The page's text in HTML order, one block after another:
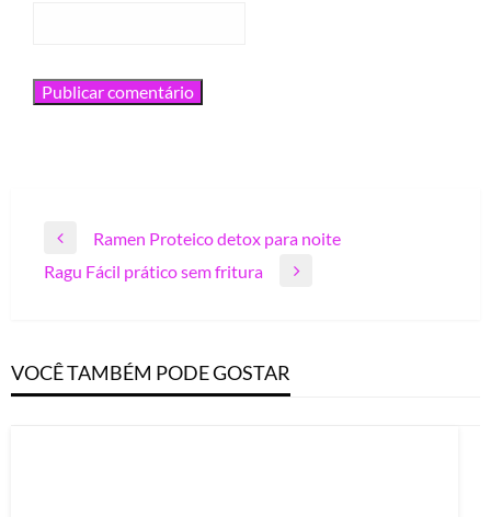
Navegação
de
Previous
Post
Ramen Proteico detox para noite
Next
Ragu Fácil prático sem fritura
VOCÊ TAMBÉM PODE GOSTAR